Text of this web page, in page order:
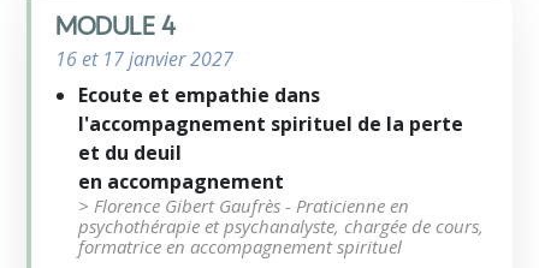
MODULE 4
16 et 17 janvier 2027
Ecoute et empathie dans
l'accompagnement spirituel de la perte
et du deuil
en accompagnement
> Florence Gibert Gaufrès - Praticienne en
psychothérapie et psychanalyste, chargée de cours,
formatrice en accompagnement spirituel